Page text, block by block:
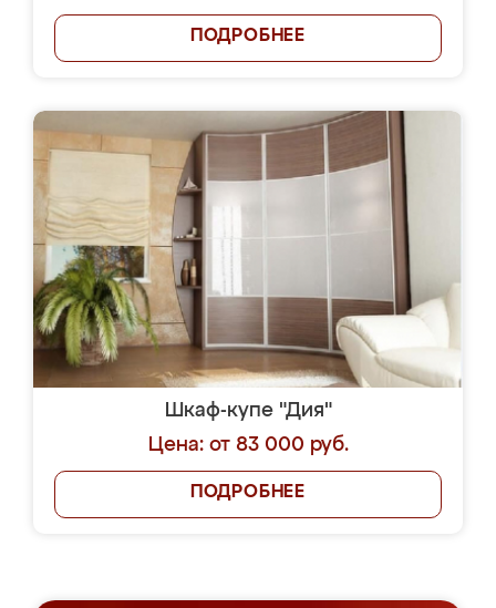
ПОДРОБНЕЕ
Шкаф-купе "Дия"
Цена: от 83 000 руб.
ПОДРОБНЕЕ